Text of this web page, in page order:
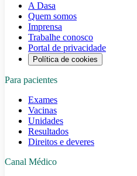
A Dasa
Quem somos
Imprensa
Trabalhe conosco
Portal de privacidade
Política de cookies
Para pacientes
Exames
Vacinas
Unidades
Resultados
Direitos e deveres
Canal Médico